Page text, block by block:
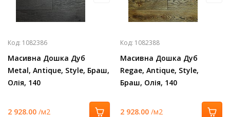
Код: 1082386
Масивна Дошка Дуб
Metal, Antique, Style, Браш,
Олія, 140
2 928.00 /м2
Код: 1082388
Масивна Дошка Дуб
Regae, Antique, Style,
Браш, Олія, 140
2 928.00 /м2